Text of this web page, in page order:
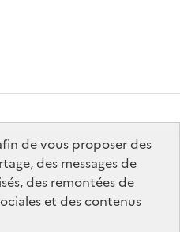
de vous proposer des
des messages de
des remontées de
et des contenus